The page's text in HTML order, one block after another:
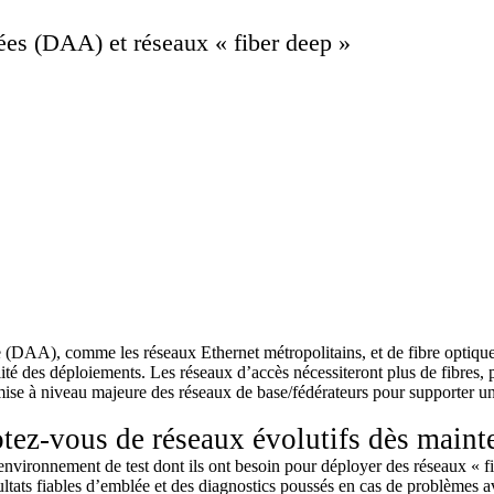
(DAA) et réseaux « fiber deep »
(DAA), comme les réseaux Ethernet métropolitains, et de fibre
déploiements. Les réseaux d’accès nécessiteront plus de
à niveau majeure des réseaux de base/fédérateurs pour
vous de réseaux évolutifs dès
de test dont ils ont besoin pour déployer des réseaux
fiables d’emblée et des diagnostics poussés en cas de